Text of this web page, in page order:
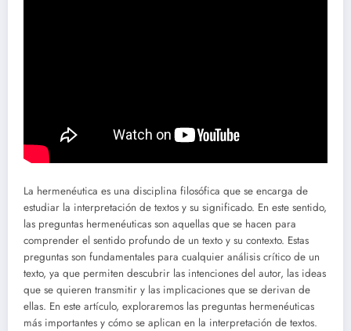
La hermenéutica es una disciplina filosófica que se encarga de
estudiar la interpretación de textos y su significado. En este sentido,
las preguntas hermenéuticas son aquellas que se hacen para
comprender el sentido profundo de un texto y su contexto. Estas
preguntas son fundamentales para cualquier análisis crítico de un
texto, ya que permiten descubrir las intenciones del autor, las ideas
que se quieren transmitir y las implicaciones que se derivan de
ellas. En este artículo, exploraremos las preguntas hermenéuticas
más importantes y cómo se aplican en la interpretación de textos.